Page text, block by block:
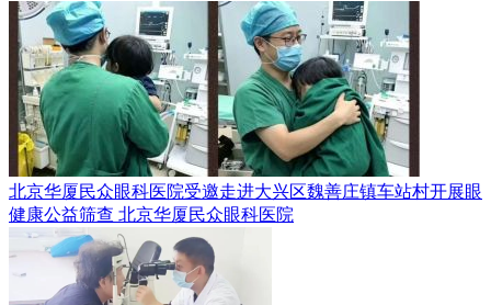
北京华厦民众眼科医院受邀走进大兴区魏善庄镇车站村开展眼
健康公益筛查 北京华厦民众眼科医院